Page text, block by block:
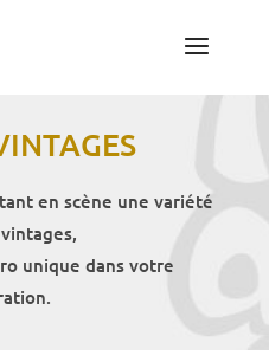
en scène une variété
unique dans votre